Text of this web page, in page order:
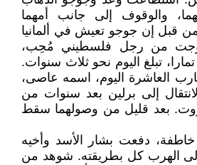
والوقوف إلى جانب أمهما
قبل إن جوجو تعيش في ألمانيا
من رجل فلسطيني مُحِب،
تبلغ اليوم نحو ثلاث سنوات.
العاشرة اليوم، اسمه عاصى،
إلى برلين بعد سنوات من
بعد قليل من وصولهما سقط
دفعت بشار الأسد وأخيه
إلى الهرب كل بطريقته. شوهد من